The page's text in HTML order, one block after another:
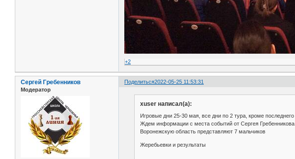
+2
Поделиться2022-05-25 11:53:31
Сергей Гребенников
Модератор
xuser написал(а):
Игровые дни 25-30 мая, все дни по 2 тура, кроме последнего
Ждем информации с места событий от Сергея Гребенникова
Воронежскую область представляют 7 мальчиков
Жеребьевки и результаты